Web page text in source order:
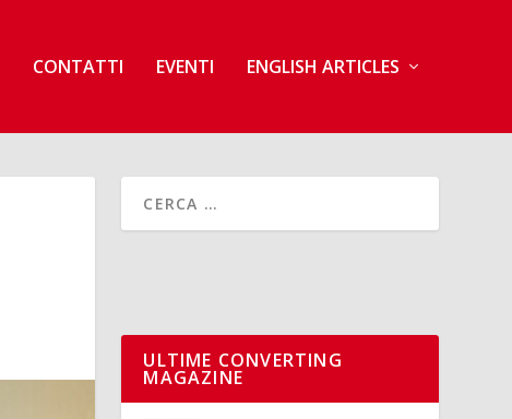
CONTATTI EVENTI ENGLISH ARTICLES
ULTIME CONVERTING
MAGAZINE